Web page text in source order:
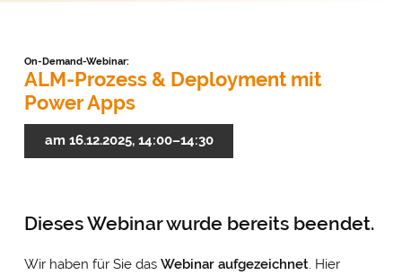
On-Demand-Webinar:
ALM-Prozess & Deployment mit
Power Apps
am 16.12.2025, 14:00–14:30
Dieses Webinar wurde bereits beendet.
Wir haben für Sie das Webinar aufgezeichnet. Hier